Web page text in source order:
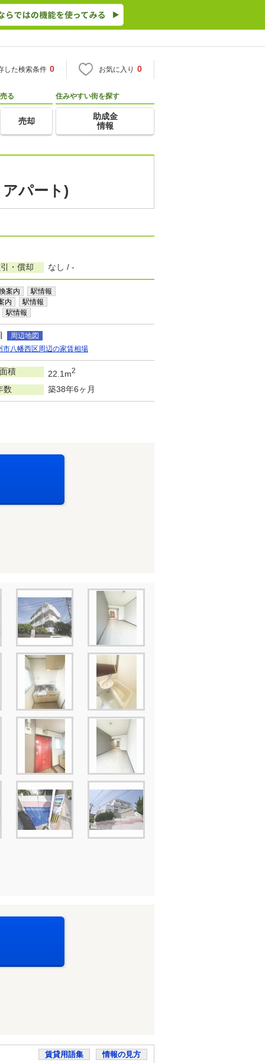
した検索条件 0 お気に入り 0
売る
売却
住みやすい街を探す
助成金
情報
パート)
・償却 なし / -
案内 駅情報
内 駅情報
駅情報
周辺地図
市八幡西区周辺の家賃相場
積 22.1m2
数 築38年6ヶ月
賃貸用語集 情報の見方